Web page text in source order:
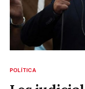
POLÍTICA